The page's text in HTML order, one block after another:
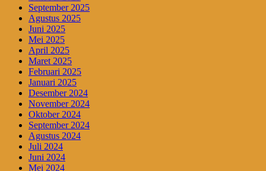
September 2025
Agustus 2025
Juni 2025
Mei 2025
April 2025
Maret 2025
Februari 2025
Januari 2025
Desember 2024
November 2024
Oktober 2024
September 2024
Agustus 2024
Juli 2024
Juni 2024
Mei 2024